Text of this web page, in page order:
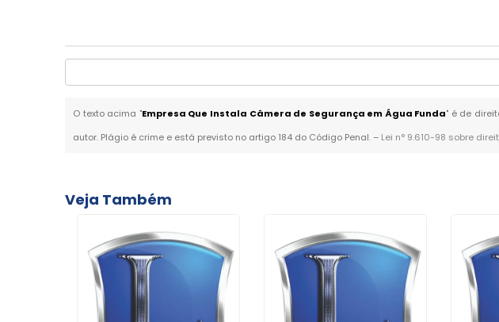
O texto acima "Empresa Que Instala Câmera de Segurança em Água Funda" é de
autor. Plágio é crime e está previsto no artigo 184 do Código Penal. – Lei n° 9.610-98 sobre
Veja Também